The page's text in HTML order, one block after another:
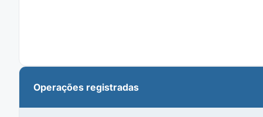
Operações registradas